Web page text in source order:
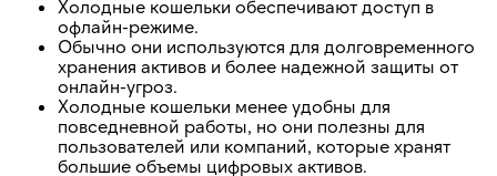
Холодные кошельки обеспечивают доступ в
офлайн-режиме.
Обычно они используются для долговременного
хранения активов и более надежной защиты от
онлайн-угроз.
Холодные кошельки менее удобны для
повседневной работы, но они полезны для
пользователей или компаний, которые хранят
большие объемы цифровых активов.